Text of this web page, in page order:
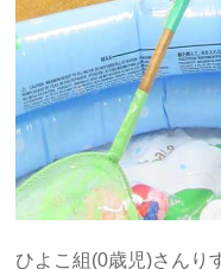
ひよこ組(0歳児)さんり